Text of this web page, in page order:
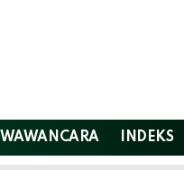
WAWANCARA INDEKS